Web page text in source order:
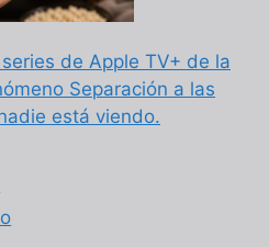
de Apple TV+ de la
Separación a las
está viendo.